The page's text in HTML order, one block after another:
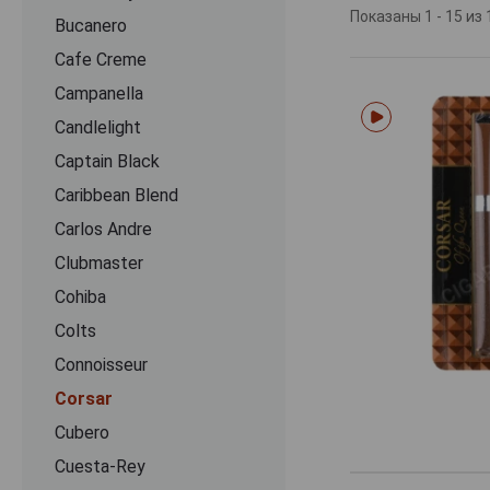
Bucanero
Cafe Creme
Campanella
Candlelight
Captain Black
Caribbean Blend
Carlos Andre
Clubmaster
Cohiba
Colts
Connoisseur
Corsar
Cubero
Cuesta-Rey
Корсар
трехуровневых
В
• Без фильтра
ваниль, мед,
являются
цельного
• Со
(капучино,
10 и 20 штук,
характерными
листа,
варьирование в
Показаны 1 - 15 из